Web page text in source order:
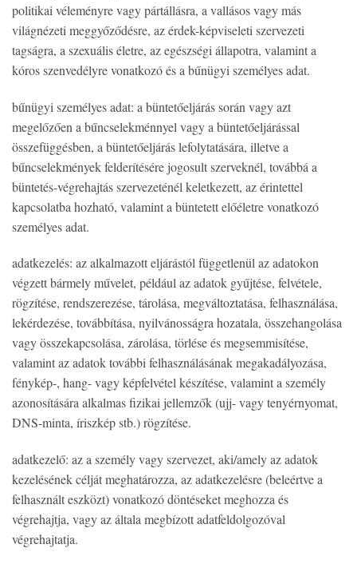
politikai véleményre vagy pártállásra, a vallásos vagy más
világnézeti meggyőződésre, az érdek-képviseleti szervezeti
tagságra, a szexuális életre, az egészségi állapotra, valamint a
kóros szenvedélyre vonatkozó és a bűnügyi személyes adat.
bűnügyi személyes adat: a büntetőeljárás során vagy azt
megelőzően a bűncselekménnyel vagy a büntetőeljárással
összefüggésben, a büntetőeljárás lefolytatására, illetve a
bűncselekmények felderítésére jogosult szerveknél, továbbá a
büntetés-végrehajtás szervezeténél keletkezett, az érintettel
kapcsolatba hozható, valamint a büntetett előéletre vonatkozó
személyes adat.
adatkezelés: az alkalmazott eljárástól függetlenül az adatokon
végzett bármely művelet, például az adatok gyűjtése, felvétele,
rögzítése, rendszerezése, tárolása, megváltoztatása, felhasználása,
lekérdezése, továbbítása, nyilvánosságra hozatala, összehangolása
vagy összekapcsolása, zárolása, törlése és megsemmisítése,
valamint az adatok további felhasználásának megakadályozása,
fénykép-, hang- vagy képfelvétel készítése, valamint a személy
azonosítására alkalmas fizikai jellemzők (ujj- vagy tenyérnyomat,
DNS-minta, íriszkép stb.) rögzítése.
adatkezelő: az a személy vagy szervezet, aki/amely az adatok
kezelésének célját meghatározza, az adatkezelésre (beleértve a
felhasznált eszközt) vonatkozó döntéseket meghozza és
végrehajtja, vagy az általa megbízott adatfeldolgozóval
végrehajtatja.